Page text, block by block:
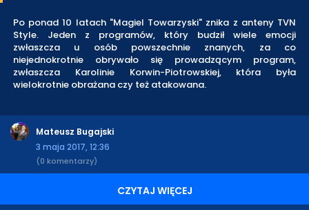
Po ponad 10 latach "Magiel Towarzyski" znika z anteny TVN
Style. Jeden z programów, który budził wiele emocji
zwłaszcza u osób powszechnie znanych, za co
niejednokrotnie obrywało się prowadzącym program,
zwłaszcza Karolinie Korwin-Piotrowskiej, która była
wielokrotnie obrażana czy też atakowana.
Mateusz Bugajski
3 maja 2017, 12:36
(0 komentarzy)
CZYTAJ WIĘCEJ